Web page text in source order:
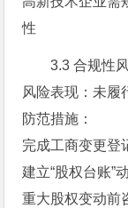
性
3.3 合规性
风险表现：未履
防范措施：
完成工商变更登
建立“股权台账”
重大股权变动前